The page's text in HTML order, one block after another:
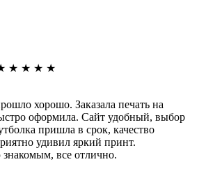
★ ★ ★ ★
хорошо. Заказала печать на
оформила. Сайт удобный, выбор
пришла в срок, качество
удивил яркий принт.
все отлично.